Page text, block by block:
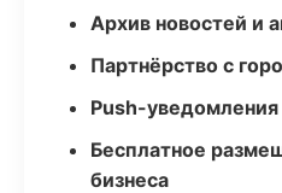
Архив новостей и
Партнёрство с
Push-
Бесплатное
бизнеса